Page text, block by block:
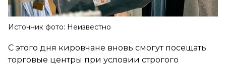
Источник фото: Неизвестно
С этого дня кировчане вновь смогут посещать
торговые центры при условии строгого